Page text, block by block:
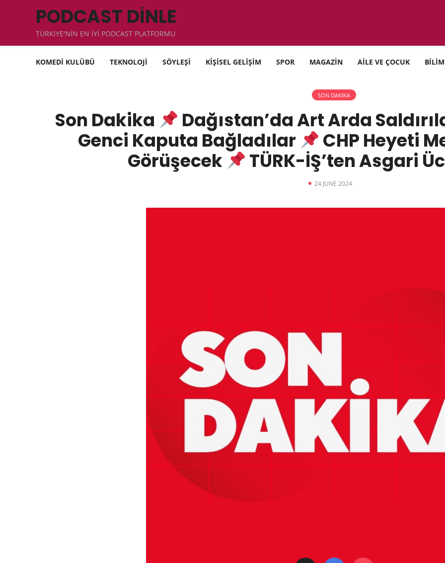
PODCAST DİNLE
TÜRKIYE'NİN EN İYİ PODCAST PLATFORMU
KOMEDİ KULÜBÜ TEKNOLOJİ SÖYLEŞİ KİŞİSEL GELİŞİM SPOR MAGAZİN AİLE VE ÇOCUK BİLİM
SON DAKIKA
Son Dakika Dağıstan’da Art Arda
Genci Kaputa Bağladılar
CHP Heyeti
Görüşecek
TÜRK-İŞ’ten Asgari
24 JUNE 2024